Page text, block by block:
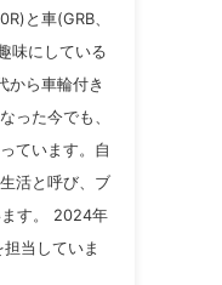
と車(GRB、
味にしている
から車輪付き
った今でも、
ています。自
活と呼び、ブ
す。 2024年
当していま